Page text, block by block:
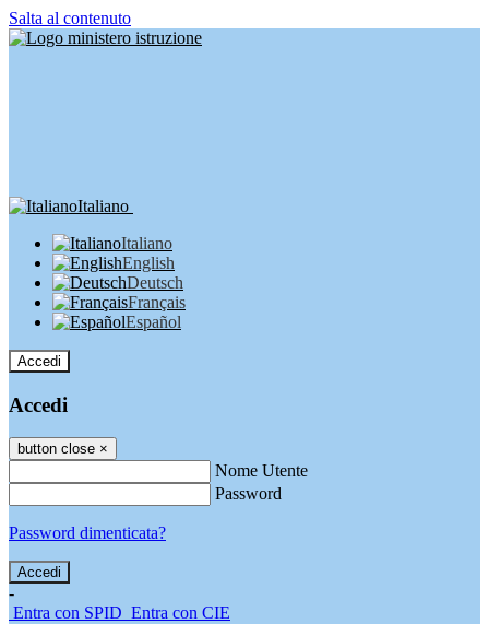
Salta al contenuto
Italiano
Italiano
English
Deutsch
Français
Español
Accedi
Accedi
button close ×
Nome Utente
Password
Password dimenticata?
-
Entra con SPID Entra con CIE